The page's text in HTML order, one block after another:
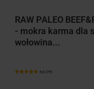
RAW PALEO
- mokra karma dla
wołowina...
5.0 (77)